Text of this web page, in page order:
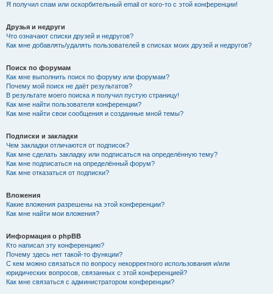
Я получил спам или оскорбительный email от кого-то с этой конференции!
Друзья и недруги
Что означают списки друзей и недругов?
Как мне добавлять/удалять пользователей в списках моих друзей и недругов?
Поиск по форумам
Как мне выполнить поиск по форуму или форумам?
Почему мой поиск не даёт результатов?
В результате моего поиска я получил пустую страницу!
Как мне найти пользователя конференции?
Как мне найти свои сообщения и созданные мной темы?
Подписки и закладки
Чем закладки отличаются от подписок?
Как мне сделать закладку или подписаться на определённую тему?
Как мне подписаться на определённый форум?
Как мне отказаться от подписки?
Вложения
Какие вложения разрешены на этой конференции?
Как мне найти мои вложения?
Информация о phpBB
Кто написал эту конференцию?
Почему здесь нет такой-то функции?
С кем можно связаться по вопросу некорректного использования и/или
юридических вопросов, связанных с этой конференцией?
Как мне связаться с администратором конференции?